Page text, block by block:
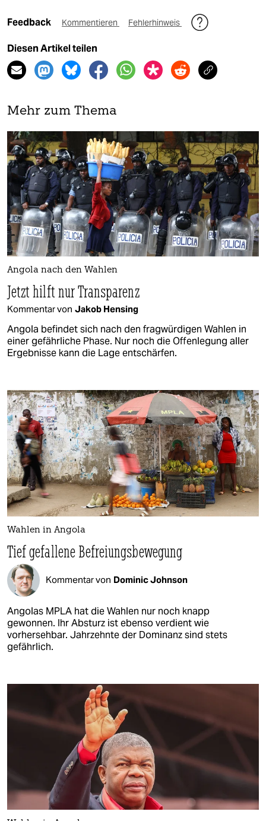
Feedback Kommentieren Fehlerhinweis
Diesen Artikel teilen
Mehr zum Thema
Angola nach den Wahlen
Jetzt hilft nur Transparenz
Kommentar von Jakob Hensing
Angola befindet sich nach den fragwürdigen Wahlen in
einer gefährliche Phase. Nur noch die Offenlegung aller
Ergebnisse kann die Lage entschärfen.
Wahlen in Angola
Tief gefallene Befreiungsbewegung
Kommentar von Dominic Johnson
Angolas MPLA hat die Wahlen nur noch knapp
gewonnen. Ihr Absturz ist ebenso verdient wie
vorhersehbar. Jahrzehnte der Dominanz sind stets
gefährlich.